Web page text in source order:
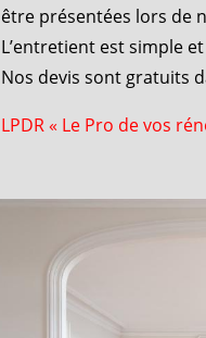
être présentées lors de
L’entretient est simple
Nos devis sont gratuits
LPDR « Le Pro de vos